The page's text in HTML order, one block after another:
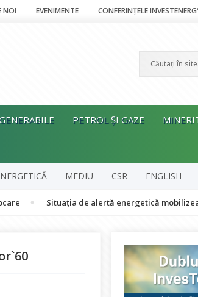
NOI EVENIMENTE CONFERINȚELE
PETROL ȘI GAZE
MEDIU CSR ENGLISH
Situația de alertă energetică mobilizează